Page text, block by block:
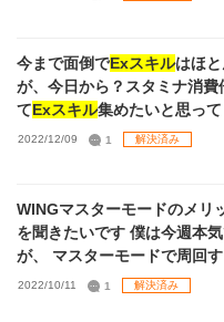
1枚目)の使用を検討してい
き、S2最終日に1万オデを受
開け、以後振り返りはしてい
続けています。 質問①
のでしょうか。(調べたところ
が414とありましたが、オ
使用する甘奈Pカードや属性
ん。 よろしくお願いします。 〜補足〜 Pレベル85、マッチラ
イブで強化できるVoDaVi収
レチケ3枚所持(現在開催され
定セレチケ無し、SSRはづ
今まで面倒でExスキルはほ
が、今日から？スタミナ消
てExスキル集めたいと思ってます。 ただ、お恥
今まで歌姫周回をしたことが
か分からないため編成を組
いると思います。 また、よければ簡単にフェスでの殴り方も
2022/12/09 1
解決済み
WINGマスターモードのメリ
を聞きたいです 僕は今週本
が、 マスターモードで周回す
マスターモードについて色々
が、 スタミナ30あたりのリ
2022/10/11 1
解決済み